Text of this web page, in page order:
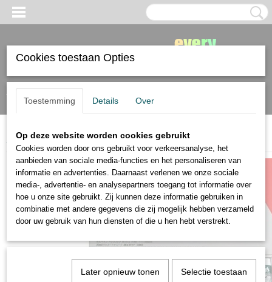
Inloggen Registreren
Home>Holbein>Holbein acrylic gouache 36 tubes van 20ml
Cookies toestaan Opties
Toestemming Details Over
Op deze website worden cookies gebruikt
Cookies worden door ons gebruikt voor verkeersanalyse, het
aanbieden van sociale media-functies en het personaliseren van
informatie en advertenties. Daarnaast verlenen we onze sociale
media-, advertentie- en analysepartners toegang tot informatie over
hoe u onze site gebruikt. Zij kunnen deze informatie gebruiken in
combinatie met andere gegevens die zij mogelijk hebben verzameld
door uw gebruik van hun diensten of die u hen hebt verstrekt.
Later opnieuw tonen Selectie toestaan